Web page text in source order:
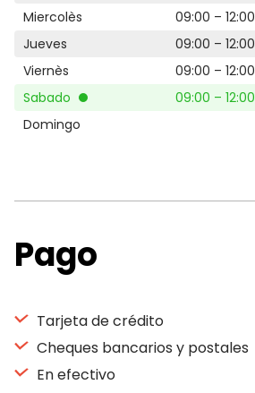
Miercolès
09:00 – 12:00
Jueves
09:00 – 12:00
Viernès
09:00 – 12:00
Sabado
09:00 – 12:00
Domingo
Pago
Tarjeta de crédito
Cheques bancarios y postales
En efectivo